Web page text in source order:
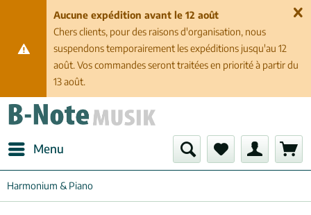
Aucune expédition avant le 12 août
Chers clients, pour des raisons d'organisation, nous
suspendons temporairement les expéditions jusqu'au 12
août. Vos commandes seront traitées en priorité à partir du
13 août.
Menu
Harmonium & Piano